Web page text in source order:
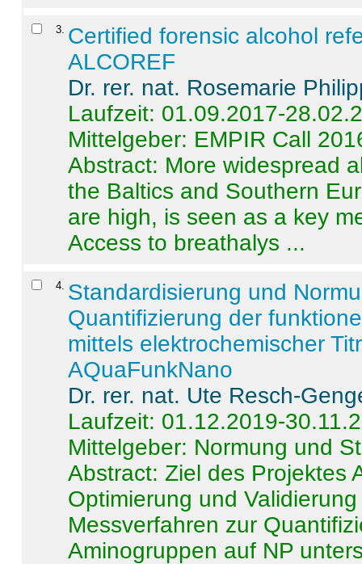
3 Certified forensic alcohol
ALCOREF
Dr. rer. nat. Rosemarie
Laufzeit: 01.09.2017-
Mittelgeber: EMPIR Call
Abstract: More widespread
the Baltics and Southern
are high, is seen as a key
Access to breathalys ...
4 Standardisierung und
Quantifizierung der
mittels elektrochemischer
AQuaFunkNano
Dr. rer. nat. Ute Resch-
Laufzeit: 01.12.2019-
Mittelgeber: Normung und
Abstract:Ziel des Projektes
Optimierung und
Messverfahren zur
Aminogruppen auf NP